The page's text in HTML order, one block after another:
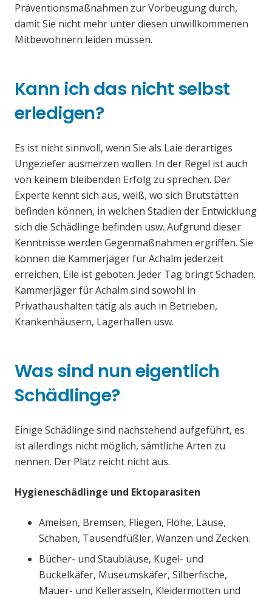
Präventionsmaßnahmen zur Vorbeugung durch,
damit Sie nicht mehr unter diesen unwillkommenen
Mitbewohnern leiden müssen.
Kann ich das nicht selbst
erledigen?
Es ist nicht sinnvoll, wenn Sie als Laie derartiges
Ungeziefer ausmerzen wollen. In der Regel ist auch
von keinem bleibenden Erfolg zu sprechen. Der
Experte kennt sich aus, weiß, wo sich Brutstätten
befinden können, in welchen Stadien der Entwicklung
sich die Schädlinge befinden usw. Aufgrund dieser
Kenntnisse werden Gegenmaßnahmen ergriffen. Sie
können die Kammerjäger für Achalm jederzeit
erreichen, Eile ist geboten. Jeder Tag bringt Schaden.
Kammerjäger für Achalm sind sowohl in
Privathaushalten tätig als auch in Betrieben,
Krankenhäusern, Lagerhallen usw.
Was sind nun eigentlich
Schädlinge?
Einige Schädlinge sind nachstehend aufgeführt, es
ist allerdings nicht möglich, sämtliche Arten zu
nennen. Der Platz reicht nicht aus.
Hygieneschädlinge und Ektoparasiten
Ameisen, Bremsen, Fliegen, Flöhe, Läuse,
Schaben, Tausendfüßler, Wanzen und Zecken.
Bücher- und Staubläuse, Kugel- und
Buckelkäfer, Museumskäfer, Silberfische,
Mauer- und Kellerasseln, Kleidermotten und